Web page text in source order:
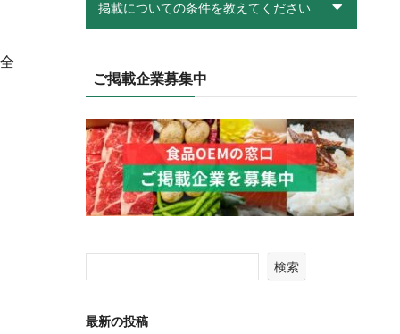
掲載についての条件を教えてください
ご掲載企業募集中
検索
最新の投稿